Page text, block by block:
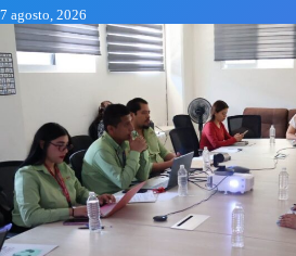
7 agosto, 2026